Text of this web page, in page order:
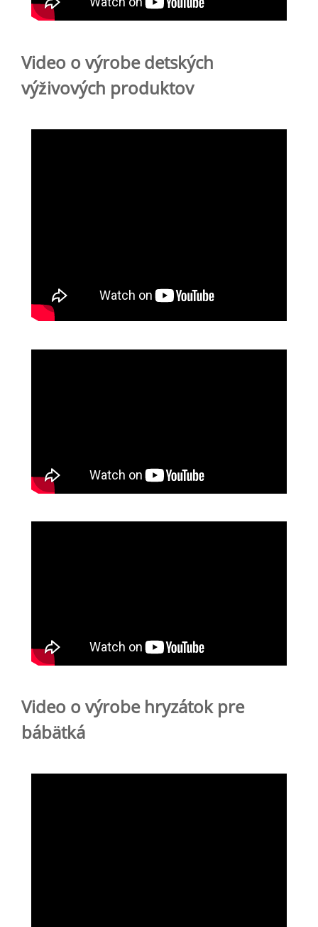
Video o výrobe detských
výživových produktov
Video o výrobe hryzátok pre
bábätká